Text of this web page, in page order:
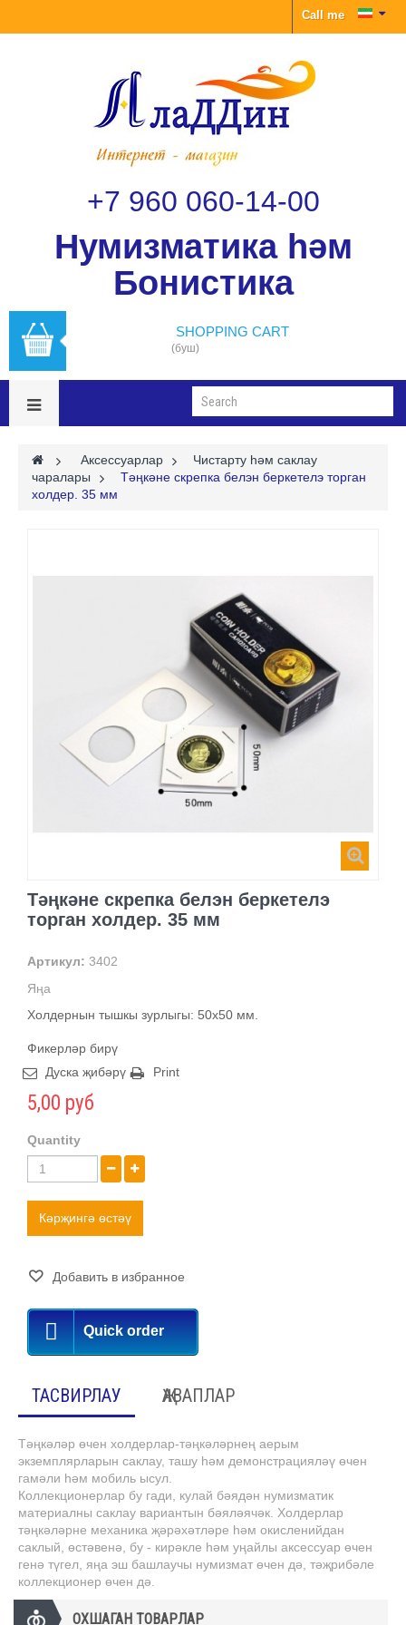
Call me
+7 960 060-14-00
Нумизматика һәм
Бонистика
SHOPPING CART
(буш)
> Аксессуарлар >
Чистарту һәм саклау
чаралары
>
Тәңкәне скрепка белэн беркетелэ торган
холдер. 35 мм
Тәңкәне скрепка белэн беркетелэ
торган холдер. 35 мм
Артикул: 3402
Яңа
Холдернын тышкы зурлыгы: 50х50 мм.
Фикерләр бирү
Дуска җибәрү
Print
5,00 руб
Quantity
Кәрҗингә өстәү
Добавить в избранное
Quick order
ТАСВИРЛАУ ҖАВАПЛАР
Тәңкәләр өчен холдерлар-тәңкәләрнең аерым
экземплярларын саклау, ташу һәм демонстрацияләү өчен
гамәли һәм мобиль ысул.
Коллекционерлар бу гади, кулай бәядән нумизматик
материалны саклау вариантын бәяләячәк. Холдерлар
тәңкәләрне механика җәрәхәтләре һәм окисленийдан
саклый, өстәвенә, бу - кирәкле һәм уңайлы аксессуар өчен
генә түгел, яңа эш башлаучы нумизмат өчен дә, тәҗрибәле
коллекционер өчен дә.
ОХШАГАН ТОВАРЛАР